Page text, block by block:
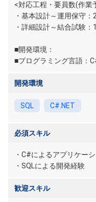
<対応工程・要員数(作業
・基本設計～運用保守
・詳細設計～結合試験
■開発環境：
■プログラミング言語：
開発環境
SQL C#.NET
必須スキル
・C#によるアプリケー
・SQLによる開発経験
歓迎スキル